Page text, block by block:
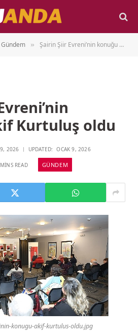
Gündem » Şairin Şiir Evreni’nin konuğu Akif Kurtuluş oldu
Kurtuluş oldu
2026 UPDATED: OCAK 9, 2026
READ GÜNDEM
konugu-akif-kurtulus-oldu.jpg